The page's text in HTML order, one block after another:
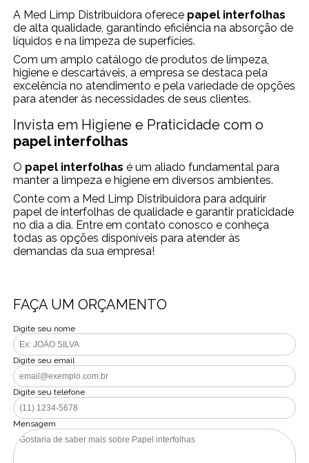
A Med Limp Distribuidora oferece papel interfolhas
de alta qualidade, garantindo eficiência na absorção de
líquidos e na limpeza de superfícies.
Com um amplo catálogo de produtos de limpeza,
higiene e descartáveis, a empresa se destaca pela
excelência no atendimento e pela variedade de opções
para atender às necessidades de seus clientes.
Invista em Higiene e Praticidade com o
papel interfolhas
O papel interfolhas é um aliado fundamental para
manter a limpeza e higiene em diversos ambientes.
Conte com a Med Limp Distribuidora para adquirir
papel de interfolhas de qualidade e garantir praticidade
no dia a dia. Entre em contato conosco e conheça
todas as opções disponíveis para atender às
demandas da sua empresa!
FAÇA UM ORÇAMENTO
Digite seu nome
Digite seu email
Digite seu telefone
Mensagem